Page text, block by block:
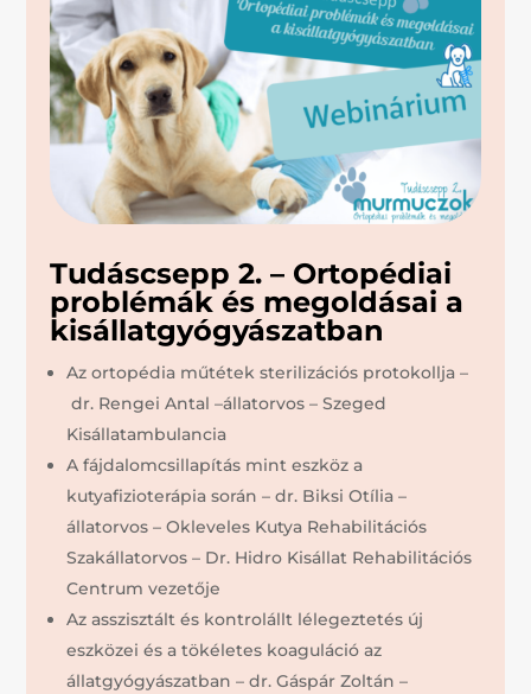
Tudáscsepp 2. – Ortopédiai
problémák és megoldásai a
kisállatgyógyászatban
Az ortopédia műtétek sterilizációs protokollja –
dr. Rengei Antal –állatorvos – Szeged
Kisállatambulancia
A fájdalomcsillapítás mint eszköz a
kutyafizioterápia során – dr. Biksi Otília –
állatorvos – Okleveles Kutya Rehabilitációs
Szakállatorvos – Dr. Hidro Kisállat Rehabilitációs
Centrum vezetője
Az asszisztált és kontrolállt lélegeztetés új
eszközei és a tökéletes koaguláció az
állatgyógyászatban – dr. Gáspár Zoltán –